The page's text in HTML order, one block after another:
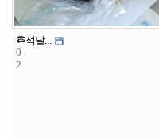
1
0
2
추석날...